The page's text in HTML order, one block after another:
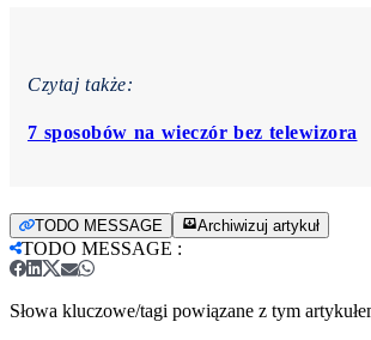
Czytaj także:
7 sposobów na wieczór bez telewizora
TODO MESSAGE Archiwizuj artykuł
TODO MESSAGE :
Słowa kluczowe/tagi powiązane z tym